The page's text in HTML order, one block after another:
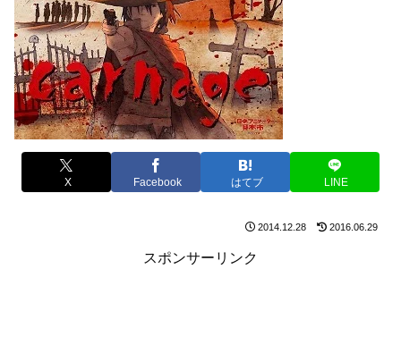
X Facebook はてブ LINE
2014.12.28 2016.06.29
スポンサーリンク